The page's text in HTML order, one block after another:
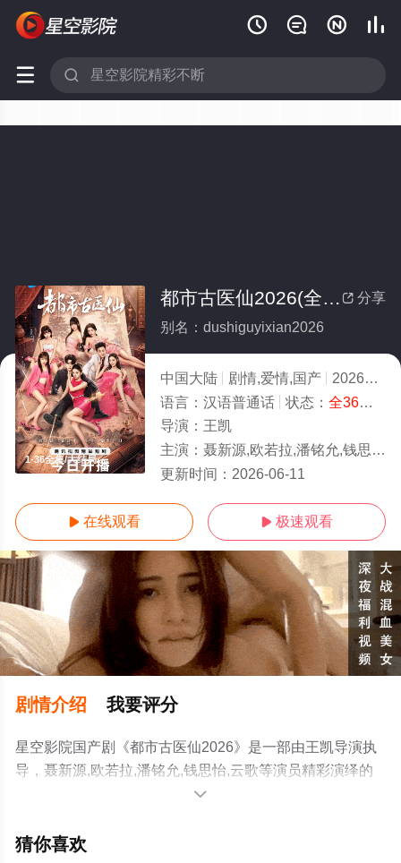
   
 
1-36全集/大结局
 分享
都市古医仙2026(全集)
别名：dushiguyixian2026
中国大陆 剧情,爱情,国产 2026
1.0
语言： 汉语普通话 状态： 全36集
导演： 王凯
主演： 聂新源,欧若拉,潘铭允,钱思怡,云歌
更新时间： 2026-06-11
 在线观看  极速观看
剧情介绍 我要评分
星空影院国产剧《都市古医仙2026》是一部由王凯导演执
导，聂新源,欧若拉,潘铭允,钱思怡,云歌等演员精彩演绎的
中国大陆电视剧，大结局剧情已揭晓（1-36全集），手机
更多相关信息可移步至豆瓣电视剧、电视猫或剧情网等平

猜你喜欢